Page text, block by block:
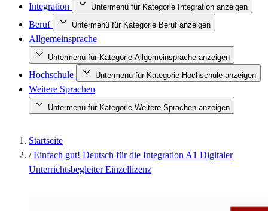
Integration Untermenü für Kategorie Integration anzeigen
Beruf Untermenü für Kategorie Beruf anzeigen
Allgemeinsprache
Untermenü für Kategorie Allgemeinsprache anzeigen
Hochschule Untermenü für Kategorie Hochschule anzeigen
Weitere Sprachen
Untermenü für Kategorie Weitere Sprachen anzeigen
Startseite
/ Einfach gut! Deutsch für die Integration A1 Digitaler
Unterrichtsbegleiter Einzellizenz